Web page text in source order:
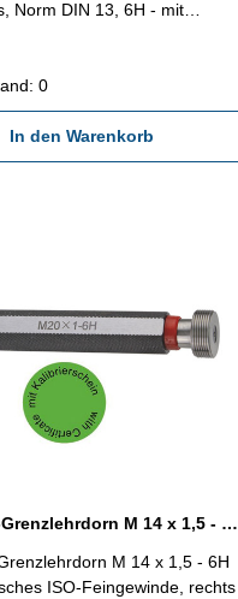
Norm DIN 13, 6H - mit
0
In den Warenkorb
Gewinde-Grenzlehrdorn M 14 x 1,5 - 6H DIN 13
M 14 x 1,5 - 6H
ISO-Feingewinde, rechts